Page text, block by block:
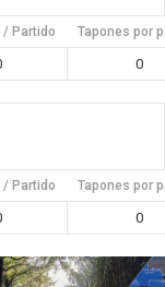
/ Partido Tapones por
0
/ Partido Tapones por
0